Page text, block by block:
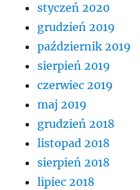
styczeń 2020
grudzień 2019
październik 2019
sierpień 2019
czerwiec 2019
maj 2019
grudzień 2018
listopad 2018
sierpień 2018
lipiec 2018